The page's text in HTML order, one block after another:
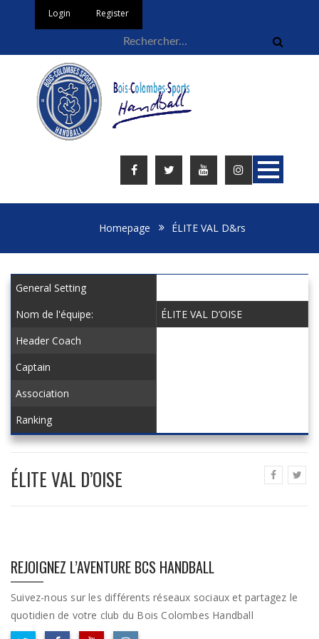
Login Register
Homepage ÉLITE VAL D&rs
General Setting
Nom de l'équipe:
ÉLITE VAL D’OISE
Header Coach
Captain
Association
Ranking
ÉLITE VAL D’OISE
REJOIGNEZ L’AVENTURE BCS HANDBALL
Suivez-nous sur les différents réseaux sociaux et partagez le
quotidien de votre club du Bois Colombes Handball